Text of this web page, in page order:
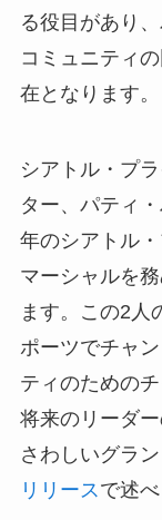
る役目があり
コミュニティ
在となります。
シアトル・プ
ター、パティ
年のシアトル
マーシャルを
ます。この2人
ポーツでチャ
ティのための
将来のリーダ
さわしいグラ
リリースで述べ